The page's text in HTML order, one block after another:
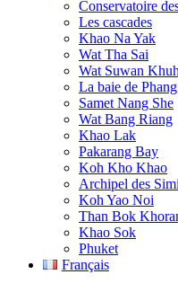
Conservatoire
Les cascades
Khao Na Yak
Wat Tha Sai
Wat Suwan
La baie de
Samet Nang She
Wat Bang Riang
Khao Lak
Pakarang Bay
Koh Kho Khao
Archipel des
Koh Yao Noi
Than Bok
Khao Sok
Phuket
Français